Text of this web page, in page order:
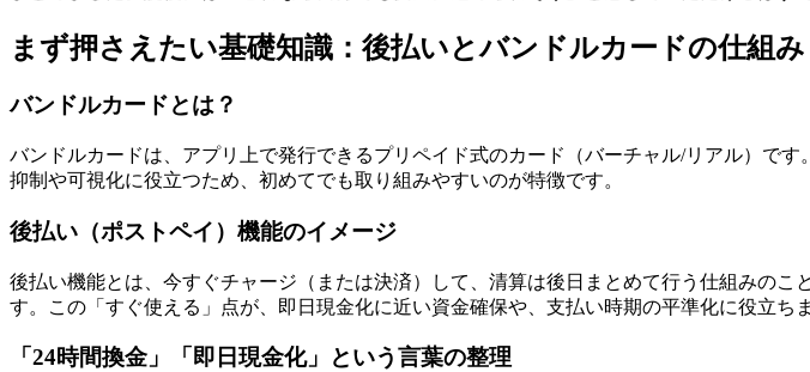
まず押さえたい基礎知識：後払いとバンドルカードの仕組み
バンドルカードとは？
バンドルカードは、アプリ上で発行できるプリペイド式のカード（バーチャル/リアル）で
抑制や可視化に役立つため、初めてでも取り組みやすいのが特徴です。
後払い（ポストペイ）機能のイメージ
後払い機能とは、今すぐチャージ（または決済）して、清算は後日まとめて行う仕組みの
す。この「すぐ使える」点が、即日現金化に近い資金確保や、支払い時期の平準化に役立ちま
「24時間換金」「即日現金化」という言葉の整理